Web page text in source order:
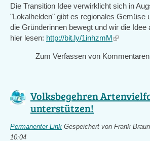
Die Transition Idee verwirklicht sich in
"Lokalhelden" gibt es regionales Gemüse
die Gründerinnen bewegt und wir die
hier lesen: http://bit.ly/1inhzmM(link
external)
Zum Verfassen von
Volksbegehren
unterstützen!
Permanenter Link Gespeichert von Frank Braun
10:04